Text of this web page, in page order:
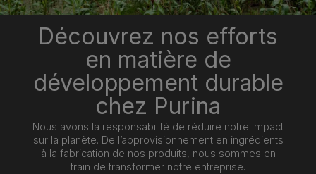
Découvrez nos efforts
en matière de
développement durable
chez Purina
Nous avons la responsabilité de réduire notre impact
sur la planète. De l’approvisionnement en ingrédients
à la fabrication de nos produits, nous sommes en
train de transformer notre entreprise.